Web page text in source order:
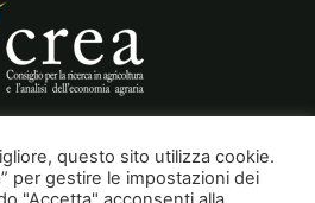
COOKIE POLICY
LEGALI
questo sito utilizza cookie.
per gestire le impostazioni dei